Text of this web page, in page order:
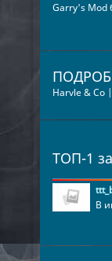
Garry's Mod
Harvle & Co
ТОП-1
В